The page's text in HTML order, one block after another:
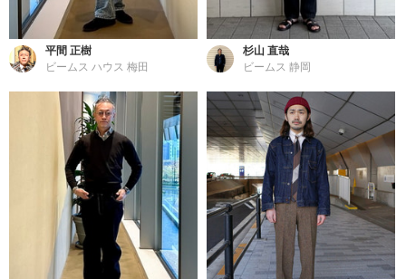
平間 正樹
ビームス ハウス 梅田
杉山 直哉
ビームス 静岡